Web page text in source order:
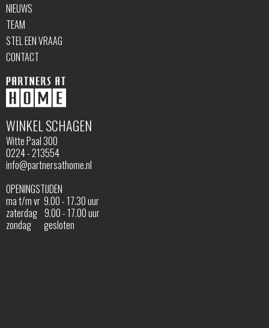
WINKEL SCHAGEN
Witte Paal 300
0224 - 213554
info@partnersathome.nl
OPENINGSTIJDEN
ma t/m vr 9.00 - 17.30 uur
zaterdag 9.00 - 17.00 uur
zondag gesloten
NIEUWS
TEAM
STEL EEN VRAAG
CONTACT